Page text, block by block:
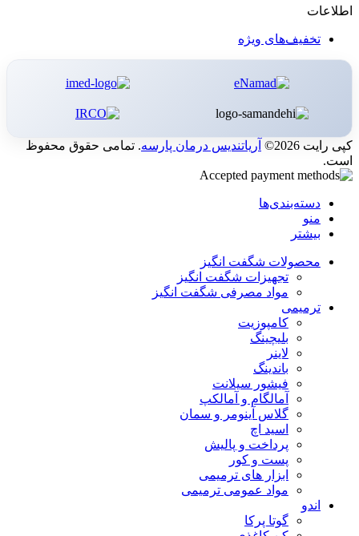
اطلاعات
تخفیف‌های ویژه
کپی رایت 2026© آریاتندیس درمان پارسه. تمامی حقوق محفوظ
است.
دسته‌بندی‌ها
منو
بیشتر
محصولات شگفت انگیز
تجهیزات شگفت انگیز
مواد مصرفی شگفت انگیز
ترمیمی
کامپوزیت
بلیچینگ
لاینر
باندینگ
فیشور سیلانت
آمالگام و آمالکپ
گلاس آینومر و سمان
اسید اچ
پرداخت و پالیش
پست و کور
ابزار های ترمیمی
مواد عمومی ترمیمی
اندو
گوتا پرکا